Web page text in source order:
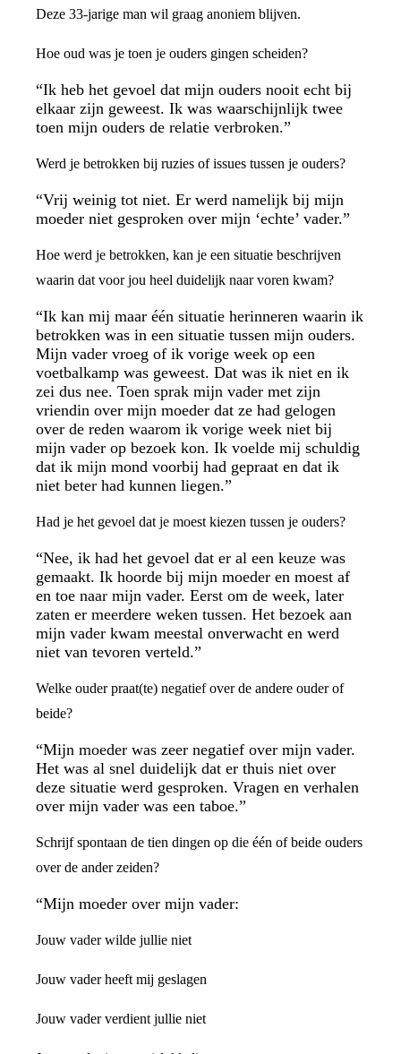
Deze 33-jarige man wil graag anoniem blijven.
Hoe oud was je toen je ouders gingen scheiden?
“Ik heb het gevoel dat mijn ouders nooit echt bij
elkaar zijn geweest. Ik was waarschijnlijk twee
toen mijn ouders de relatie verbroken.”
Werd je betrokken bij ruzies of issues tussen je ouders?
“Vrij weinig tot niet. Er werd namelijk bij mijn
moeder niet gesproken over mijn ‘echte’ vader.”
Hoe werd je betrokken, kan je een situatie beschrijven
waarin dat voor jou heel duidelijk naar voren kwam?
“Ik kan mij maar één situatie herinneren waarin ik
betrokken was in een situatie tussen mijn ouders.
Mijn vader vroeg of ik vorige week op een
voetbalkamp was geweest. Dat was ik niet en ik
zei dus nee. Toen sprak mijn vader met zijn
vriendin over mijn moeder dat ze had gelogen
over de reden waarom ik vorige week niet bij
mijn vader op bezoek kon. Ik voelde mij schuldig
dat ik mijn mond voorbij had gepraat en dat ik
niet beter had kunnen liegen.”
Had je het gevoel dat je moest kiezen tussen je ouders?
“Nee, ik had het gevoel dat er al een keuze was
gemaakt. Ik hoorde bij mijn moeder en moest af
en toe naar mijn vader. Eerst om de week, later
zaten er meerdere weken tussen. Het bezoek aan
mijn vader kwam meestal onverwacht en werd
niet van tevoren verteld.”
Welke ouder praat(te) negatief over de andere ouder of
beide?
“Mijn moeder was zeer negatief over mijn vader.
Het was al snel duidelijk dat er thuis niet over
deze situatie werd gesproken. Vragen en verhalen
over mijn vader was een taboe.”
Schrijf spontaan de tien dingen op die één of beide ouders
over de ander zeiden?
“Mijn moeder over mijn vader:
Jouw vader wilde jullie niet
Jouw vader heeft mij geslagen
Jouw vader verdient jullie niet